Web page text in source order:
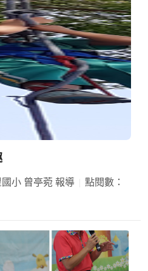
小 曾亭菀 報導
點閱數：